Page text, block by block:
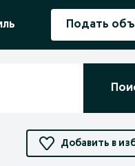
Подать
Добавить в